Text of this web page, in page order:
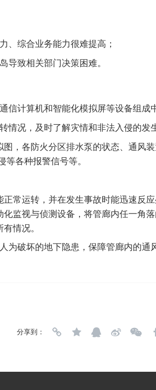
、综合业务能力很难提高；
导致相关部门决策困难。
信计算机和智能化模拟屏等设备组成
情况，及时了解灾情和非法入侵的发
，各防火分区排水泵的状态、通风
各种报警信号等。
常运转，并在发生事故时能迅速反
监视与侦测设备，将管廊内任一角
情况。
为破坏的地下隐患，保障管廊内的通
分享到：